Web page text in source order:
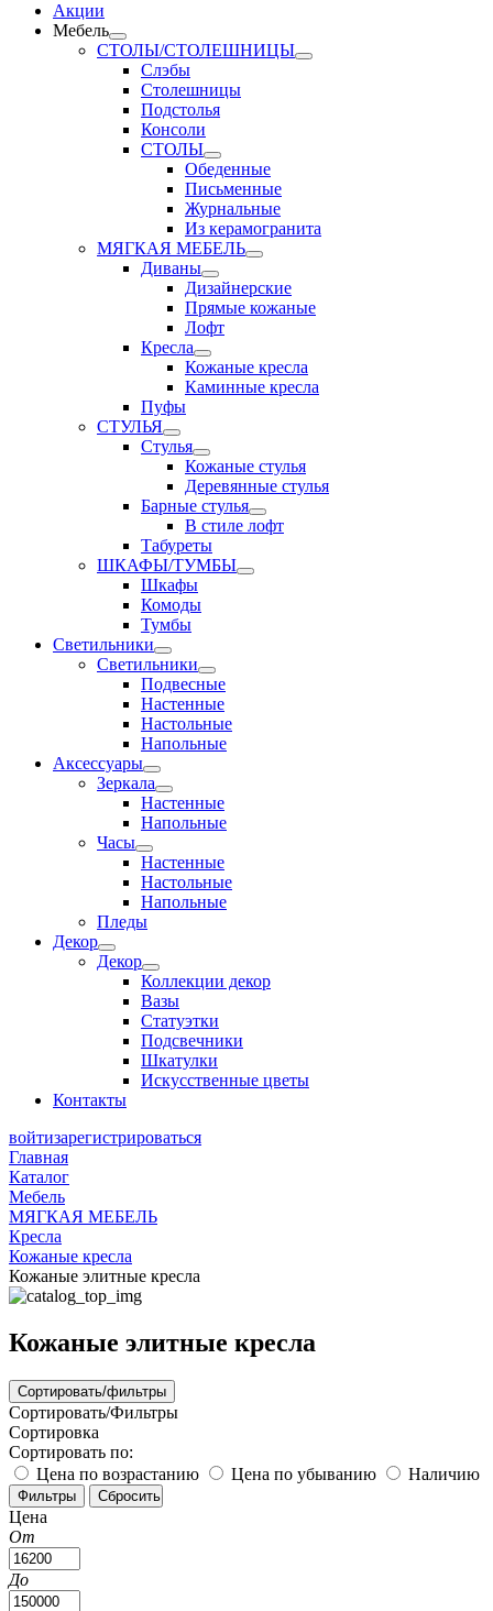
Акции
Мебель
СТОЛЫ/СТОЛЕШНИЦЫ
Слэбы
Столешницы
Подстолья
Консоли
СТОЛЫ
Обеденные
Письменные
Журнальные
Из керамогранита
МЯГКАЯ МЕБЕЛЬ
Диваны
Дизайнерские
Прямые кожаные
Лофт
Кресла
Кожаные кресла
Каминные кресла
Пуфы
СТУЛЬЯ
Стулья
Кожаные стулья
Деревянные стулья
Барные стулья
В стиле лофт
Табуреты
ШКАФЫ/ТУМБЫ
Шкафы
Комоды
Тумбы
Светильники
Светильники
Подвесные
Настенные
Настольные
Напольные
Аксессуары
Зеркала
Настенные
Напольные
Часы
Настенные
Настольные
Напольные
Пледы
Декор
Декор
Коллекции декор
Вазы
Статуэтки
Подсвечники
Шкатулки
Искусственные цветы
Контакты
войтизарегистрироваться
Главная
Каталог
Мебель
МЯГКАЯ МЕБЕЛЬ
Кресла
Кожаные кресла
Кожаные элитные кресла
Кожаные элитные кресла
Сортировать/фильтры
Сортировать/Фильтры
Сортировка
Сортировать по:
Цена по возрастанию
Цена по убыванию Наличию
Цена
От
До